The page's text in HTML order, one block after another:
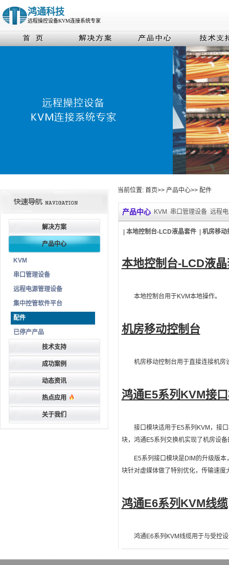
鸿通科技
远程操控设备KVM连接系统专家
解决方案
产品中心
KVM
串口管理设备
远程电源管理设备
集中控管软件平台
配件
已停产产品
技术支持
成功案例
动态资讯
热点应用
关于我们
当前位置: 首页>> 产品中心>> 配件
产品中心 KVM 串口管理设备 远程
本地控制台-LCD液晶套件| 机房移动
本地控制台-LCD液
本地控制台用于KVM本地操作。
机房移动控制台
机房移动控制台用于直接连接机房
鸿通E5系列KVM接
接口模块适用于E5系列KVM，接
块，鸿通E5系列交换机实现了机房设
E5系列接口模块是DIM的升级版
块针对虚媒体做了特别优化，传输速度
鸿通E6系列KVM线缆
鸿通E6系列KVM线缆用于与受控